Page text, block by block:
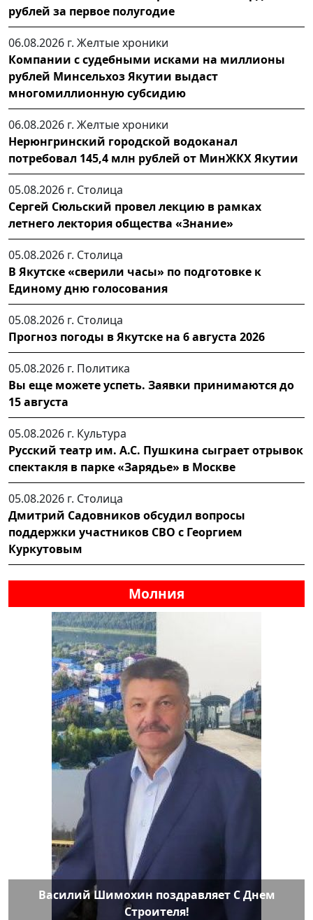
рублей за первое полугодие
06.08.2026 г. Желтые хроники
Компании с судебными исками на миллионы
рублей Минсельхоз Якутии выдаст
многомиллионную субсидию
06.08.2026 г. Желтые хроники
Нерюнгринский городской водоканал
потребовал 145,4 млн рублей от МинЖКХ Якутии
05.08.2026 г. Столица
Сергей Сюльский провел лекцию в рамках
летнего лектория общества «Знание»
05.08.2026 г. Столица
В Якутске «сверили часы» по подготовке к
Единому дню голосования
05.08.2026 г. Столица
Прогноз погоды в Якутске на 6 августа 2026
05.08.2026 г. Политика
Вы еще можете успеть. Заявки принимаются до
15 августа
05.08.2026 г. Культура
Русский театр им. А.С. Пушкина сыграет отрывок
спектакля в парке «Зарядье» в Москве
05.08.2026 г. Столица
Дмитрий Садовников обсудил вопросы
поддержки участников СВО с Георгием
Куркутовым
Молния
Василий Шимохин поздравляет С Днем
Строителя!